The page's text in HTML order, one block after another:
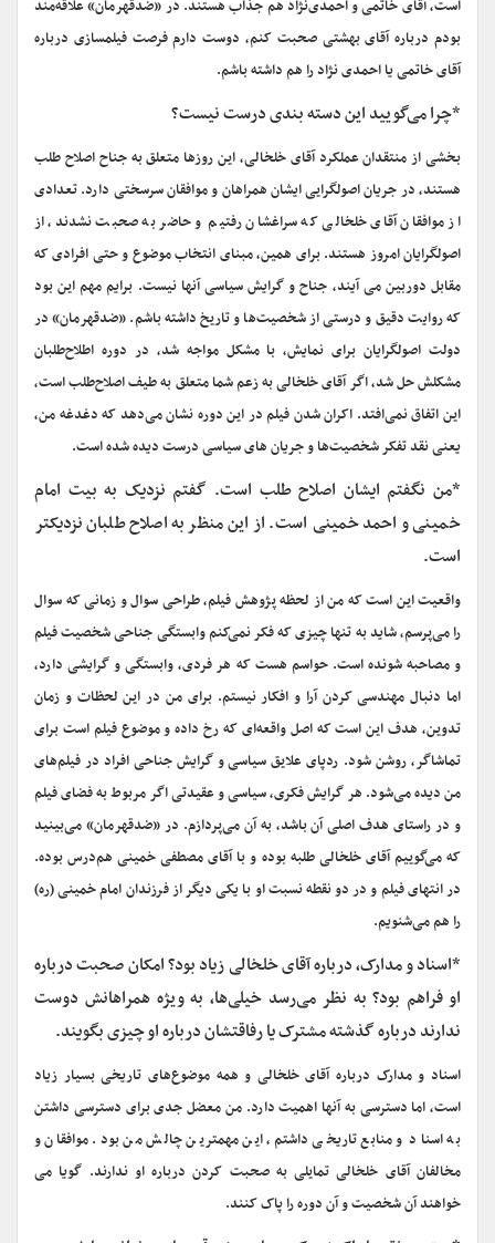
است، آقای خاتمی و احمدی‌نژاد هم جذاب هستند. در «ضدقهرمان» علاقه‌مند
بودم درباره آقای بهشتی صحبت کنم، دوست دارم فرصت فیلمسازی درباره
آقای خاتمی یا احمدی نژاد را هم داشته باشم.
*چرا می‌گویید این دسته بندی درست نیست؟
بخشی از منتقدان عملکرد آقای خلخالی، این روزها متعلق به جناح اصلاح طلب
هستند، در جریان اصولگرایی ایشان همراهان و موافقان سرسختی دارد. تعدادی
از موافقان آقای خلخالی که سراغشان رفتیم و حاضر به صحبت نشدند، از
اصولگرایان امروز هستند. برای همین، مبنای انتخاب موضوع و حتی افرادی که
مقابل دوربین می آیند، جناح و گرایش سیاسی آنها نیست. برایم مهم این بود
که روایت دقیق و درستی از شخصیت‌ها و تاریخ داشته باشم. «ضدقهرمان» در
دولت اصولگرایان برای نمایش، با مشکل مواجه شد، در دوره اطلاح‌طلبان
مشکلش حل شد، اگر آقای خلخالی به زعم شما متعلق به طیف اصلاح‌طلب است،
این اتفاق نمی‌افتد. اکران شدن فیلم در این دوره نشان می‌دهد که دغدغه من،
یعنی نقد تفکر شخصیت‌ها و جریان های سیاسی درست دیده شده است.
*من نگفتم ایشان اصلاح طلب است. گفتم نزدیک به بیت امام
خمینی و احمد خمینی است. از این منظر به اصلاح طلبان نزدیکتر
است.
واقعیت این است که من از لحظه پژوهش فیلم، طراحی سوال و زمانی که سوال
را می‌پرسم، شاید به تنها چیزی که فکر نمی‌کنم وابستگی جناحی شخصیت فیلم
و مصاحبه شونده است. حواسم هست که هر فردی، وابستگی و گرایشی دارد،
اما دنبال مهندسی کردن آرا و افکار نیستم. برای من در این لحظات و زمان
تدوین، هدف این است که اصل واقعه‌ای که رخ داده و موضوع فیلم است برای
تماشاگر، روشن شود. ردپای علایق سیاسی و گرایش جناحی افراد در فیلم‌های
من دیده می‌شود. هر گرایش فکری، سیاسی و عقیدتی اگر مربوط به فضای فیلم
و در راستای هدف اصلی آن باشد، به آن می‌پردازم. در «ضدقهرمان» می‌بینید
که می‌گوییم آقای خلخالی طلبه بوده و با آقای مصطفی خمینی هم‌درس بوده.
در انتهای فیلم و در دو نقطه نسبت او با یکی دیگر از فرزندان امام خمینی (ره)
را هم می‌شنویم.
*اسناد و مدارک، درباره آقای خلخالی زیاد بود؟ امکان صحبت درباره
او فراهم بود؟ به نظر می‌رسد خیلی‌ها، به ویژه همراهانش دوست
ندارند درباره گذشته مشترک یا رفاقتشان درباره او چیزی بگویند.
اسناد و مدارک درباره آقای خلخالی و همه موضوع‌های تاریخی بسیار زیاد
است، اما دسترسی به آنها اهمیت دارد. من معضل جدی برای دسترسی داشتن
به اسناد و منابع تاریخی داشتم، این مهمترین چالش من بود. موافقان و
مخالفان آقای خلخالی تمایلی به صحبت کردن درباره او ندارند. گویا می
خواهند آن شخصیت و آن دوره را پاک کنند.